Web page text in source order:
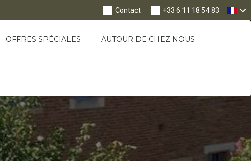
+33 6 11 18 54 83
Contact
OFFRES SPÉCIALES AUTOUR DE CHEZ NOUS